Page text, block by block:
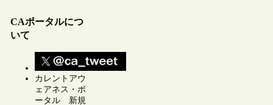
CAポータルにつ
いて
カレントアウ
ェアネス・ポ
ータル 新規